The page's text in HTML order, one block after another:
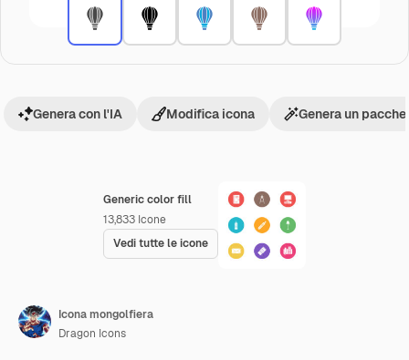
Generic color fill
13,833 Icone
Vedi tutte le icone
Genera con l'IA Modifica icona Genera un
Icona mongolfiera
Dragon Icons